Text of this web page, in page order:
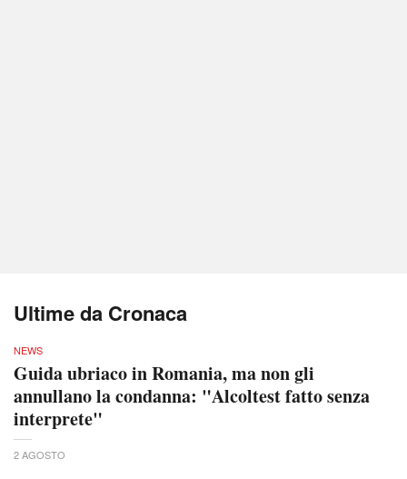
Ultime da Cronaca
NEWS
Guida ubriaco in Romania, ma non gli
annullano la condanna: "Alcoltest fatto senza
interprete"
2 AGOSTO